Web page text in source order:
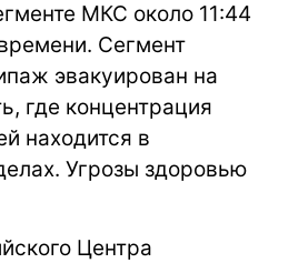
МКС около 11:44
Сегмент
эвакуирован на
где концентрация
находится в
Угрозы здоровью
Центра